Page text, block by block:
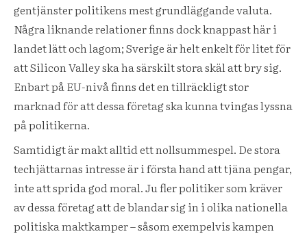
gentjänster politikens mest grundläggande valuta.
Några liknande relationer finns dock knappast här i
landet lätt och lagom; Sverige är helt enkelt för litet för
att Silicon Valley ska ha särskilt stora skäl att bry sig.
Enbart på EU-nivå finns det en tillräckligt stor
marknad för att dessa företag ska kunna tvingas lyssna
på politikerna.
Samtidigt är makt alltid ett nollsummespel. De stora
techjättarnas intresse är i första hand att tjäna pengar,
inte att sprida god moral. Ju fler politiker som kräver
av dessa företag att de blandar sig in i olika nationella
politiska maktkamper – såsom exempelvis kampen